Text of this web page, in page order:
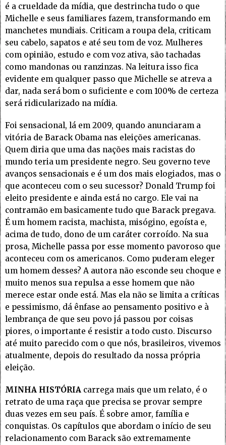
é a crueldade da mídia, que destrincha tudo o que
Michelle e seus familiares fazem, transformando em
manchetes mundiais. Criticam a roupa dela, criticam
seu cabelo, sapatos e até seu tom de voz. Mulheres
com opinião, estudo e com voz ativa, são tachadas
como mandonas ou ranzinzas. Na leitura isso fica
evidente em qualquer passo que Michelle se atreva a
dar, nada será bom o suficiente e com 100% de certeza
será ridicularizado na mídia.
Foi sensacional, lá em 2009, quando anunciaram a
vitória de Barack Obama nas eleições americanas.
Quem diria que uma das nações mais racistas do
mundo teria um presidente negro. Seu governo teve
avanços sensacionais e é um dos mais elogiados, mas o
que aconteceu com o seu sucessor? Donald Trump foi
eleito presidente e ainda está no cargo. Ele vai na
contramão em basicamente tudo que Barack pregava.
É um homem racista, machista, misógino, egoísta e,
acima de tudo, dono de um caráter corroído. Na sua
prosa, Michelle passa por esse momento pavoroso que
aconteceu com os americanos. Como puderam eleger
um homem desses? A autora não esconde seu choque e
muito menos sua repulsa a esse homem que não
merece estar onde está. Mas ela não se limita a críticas
e pessimismo, dá ênfase ao pensamento positivo e à
lembrança de que seu povo já passou por coisas
piores, o importante é resistir a todo custo. Discurso
até muito parecido com o que nós, brasileiros, vivemos
atualmente, depois do resultado da nossa própria
eleição.
MINHA HISTÓRIA carrega mais que um relato, é o
retrato de uma raça que precisa se provar sempre
duas vezes em seu país. É sobre amor, família e
conquistas. Os capítulos que abordam o início de seu
relacionamento com Barack são extremamente